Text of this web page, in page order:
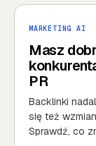
MARKETING AI
Masz
PR
Backlinki
się też
Sprawdź, co